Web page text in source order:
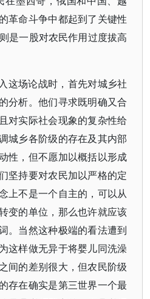
革命斗争中都起到了关键性
是一股对农民作用过度拔高
这场论战时，首先对城乡社
分析。他们寻求既明确又合
对实际社会现象的复杂性给
城乡各阶级的存在及其内部
性，但不愿加以概括以形成
坚持要对农民加以严格的定
上不是一个自主的，可以从
变的单位，那么也许就应该
。当然这种极端的看法遭到
这样做无异于将婴儿同洗澡
间的差别很大，但农民阶级
存在确实是第三世界一个最